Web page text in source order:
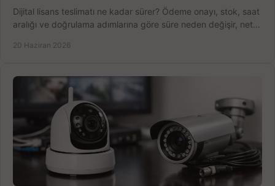
Dijital lisans teslimatı ne kadar sürer? Ödeme onayı, stok, saat
aralığı ve doğrulama adımlarına göre süre neden değişir, net
20 Haziran 2026